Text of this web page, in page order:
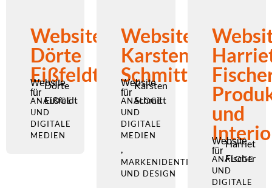
Website
Dörte
Eißfeldt
Website
für
Dörte
Eißfeldt
ANALOGE
UND
DIGITALE
MEDIEN
Website
Karsten
Schmitt
Website
für
Karsten
Schmitt
ANALOGE
UND
DIGITALE
MEDIEN
,
MARKENIDENTITÄT
UND DESIGN
und
Website
für
Harriet
Fischer
ANALOGE
UND
DIGITALE